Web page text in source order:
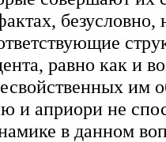
безусловно,
равно как и
им
и априори не
в данном